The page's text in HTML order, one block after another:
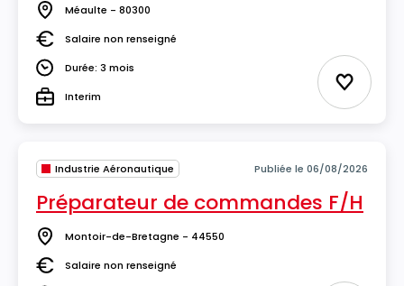
Lieu Méaulte - 80300
SalaireSalaire non renseigné
DuréeDurée: 3 mois
TypeInterim Ajouter
Industrie Aéronautique Publiée le 06/08/2026
Préparateur de commandes F/H
Lieu Montoir-de-Bretagne - 44550
SalaireSalaire non renseigné